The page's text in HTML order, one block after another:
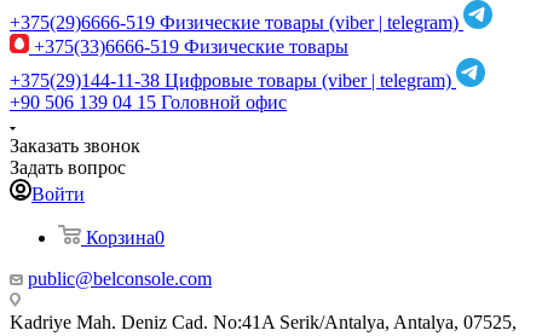
+375(29)6666-519 Физические товары (viber | telegram)
+375(33)6666-519 Физические товары
+375(29)144-11-38 Цифровые товары (viber | telegram)
+90 506 139 04 15 Головной офис
Заказать звонок
Задать вопрос
Войти
Корзина0
public@belconsole.com
Kadriye Mah. Deniz Cad. No:41A Serik/Antalya, Antalya, 07525,